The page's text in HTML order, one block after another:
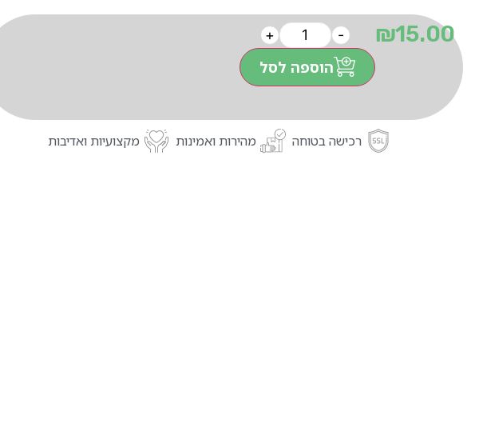
₪15.00
-
+
הוספה לסל
רכישה בטוחה מהירות ואמינות מקצועיות ואדיבות